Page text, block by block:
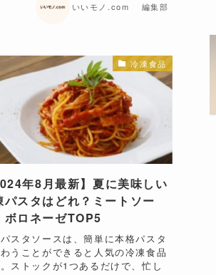
いいモノ.com 編集部
冷凍食品
年8月最新】夏に美味しい
パスタはどれ？ミートソー
ボロネーゼTOP5
スタソースは、簡単に本格パスタ
うことができると人気の冷凍食品
ストックが1つあるだけで、忙し